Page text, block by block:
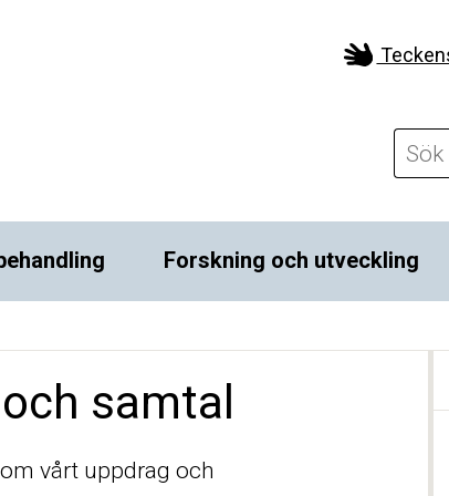
Forskning och utveckling
samtal
vårt uppdrag och